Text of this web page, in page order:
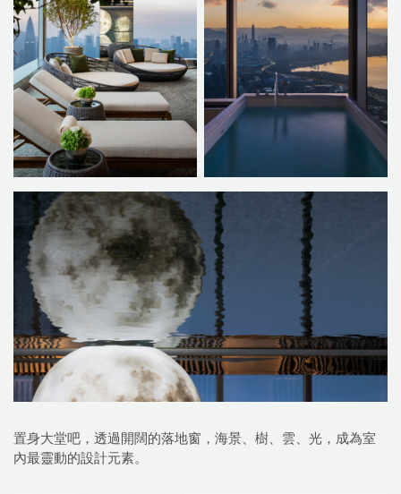
置身大堂吧，透過開闊的落地窗，海景、樹、雲、光，成為室
內最靈動的設計元素。